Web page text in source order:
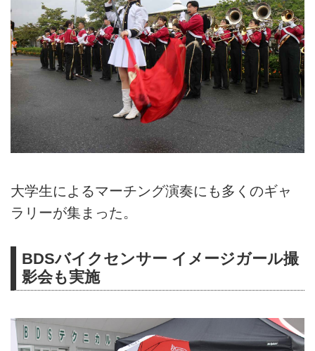
大学生によるマーチング演奏にも多くのギャ
ラリーが集まった。
BDSバイクセンサー イメージガール撮
影会も実施